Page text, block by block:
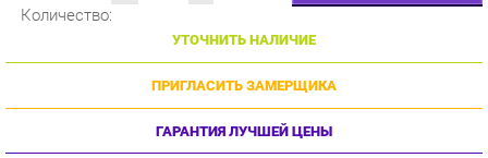
ПРИГЛАСИТЬ ЗАМЕРЩИКА
ГАРАНТИЯ ЛУЧШЕЙ ЦЕНЫ